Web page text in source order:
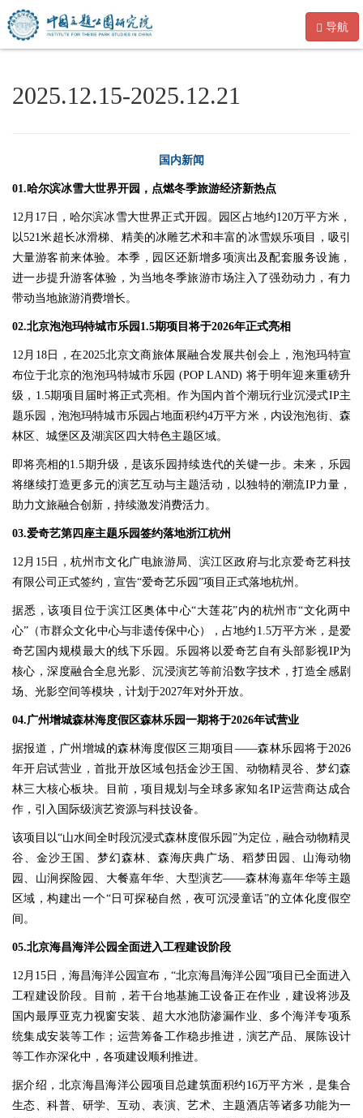
导航
2025.12.15-2025.12.21
国内新闻
01.哈尔滨冰雪大世界开园，点燃冬季旅游经济新热点
12月17日，哈尔滨冰雪大世界正式开园。园区占地约120万平方米，
以521米超长冰滑梯、精美的冰雕艺术和丰富的冰雪娱乐项目，吸引
大量游客前来体验。本季，园区还新增多项演出及配套服务设施，
进一步提升游客体验，为当地冬季旅游市场注入了强劲动力，有力
带动当地旅游消费增长。
02.北京泡泡玛特城市乐园1.5期项目将于2026年正式亮相
12月18日，在2025北京文商旅体展融合发展共创会上，泡泡玛特宣
布位于北京的泡泡玛特城市乐园 (POP LAND) 将于明年迎来重磅升
级，1.5期项目届时将正式亮相。作为国内首个潮玩行业沉浸式IP主
题乐园，泡泡玛特城市乐园占地面积约4万平方米，内设泡泡街、森
林区、城堡区及湖滨区四大特色主题区域。
即将亮相的1.5期升级，是该乐园持续迭代的关键一步。未来，乐园
将继续打造更多元的演艺互动与主题活动，以独特的潮流IP力量，
助力文旅融合创新，持续激发消费活力。
03.爱奇艺第四座主题乐园签约落地浙江杭州
12月15日，杭州市文化广电旅游局、滨江区政府与北京爱奇艺科技
有限公司正式签约，宣告“爱奇艺乐园”项目正式落地杭州。
据悉，该项目位于滨江区奥体中心“大莲花”内的杭州市“文化两中
心”（市群众文化中心与非遗传保中心），占地约1.5万平方米，是爱
奇艺国内规模最大的线下乐园。乐园将以爱奇艺自有头部影视IP为
核心，深度融合全息光影、沉浸演艺等前沿数字技术，打造全感剧
场、光影空间等模块，计划于2027年对外开放。
04.广州增城森林海度假区森林乐园一期将于2026年试营业
据报道，广州增城的森林海度假区三期项目——森林乐园将于2026
年开启试营业，首批开放区域包括金沙王国、动物精灵谷、梦幻森
林三大核心板块。目前，项目规划与全球多家知名IP运营商达成合
作，引入国际级演艺资源与科技设备。
该项目以“山水间全时段沉浸式森林度假乐园”为定位，融合动物精灵
谷、金沙王国、梦幻森林、森海庆典广场、稻梦田园、山海动物
园、山涧探险园、大餐嘉年华、大型演艺——森林海嘉年华等主题
区域，构建出一个“日可探秘自然，夜可沉浸童话”的立体化度假空
间。
05.北京海昌海洋公园全面进入工程建设阶段
12月15日，海昌海洋公园宣布，“北京海昌海洋公园”项目已全面进入
工程建设阶段。目前，若干台地基施工设备正在作业，建设将涉及
国内最厚亚克力视窗安装、超大水池防渗漏作业、多个海洋专项系
统集成安装等工作；运营筹备工作稳步推进，演艺产品、展陈设计
等工作亦深化中，各项建设顺利推进。
据介绍，北京海昌海洋公园项目总建筑面积约16万平方米，是集合
生态、科普、研学、互动、表演、艺术、主题酒店等诸多功能为一